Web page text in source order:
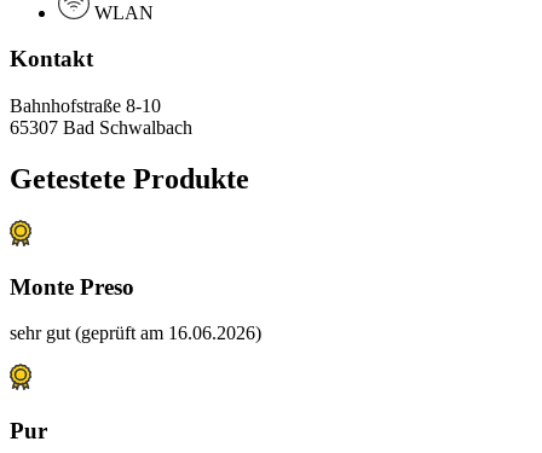
WLAN
Kontakt
Bahnhofstraße 8-10
65307 Bad Schwalbach
Getestete Produkte
Monte Preso
sehr gut (geprüft am 16.06.2026)
Pur